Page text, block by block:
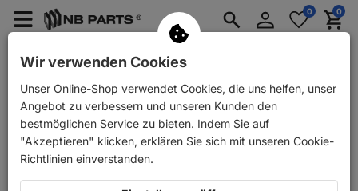
Menü
PKW Anhänger Ersatzteile
AnmeldenMerkzettel
aufklappen
0 0
Zurück PKW Ersatzteile NB PARTS Bremsbeläge vorne
Wir verwenden Cookies
Unser Online-Shop verwendet Cookies, die uns helfen, unser
Angebot zu verbessern und unseren Kunden den
bestmöglichen Service zu bieten. Indem Sie auf
"Akzeptieren" klicken, erklären Sie sich mit unseren Cookie-
Richtlinien einverstanden.